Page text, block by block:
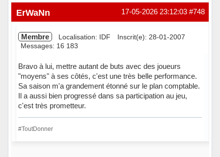
Hors ligne #748
17-05-2026 23:12:03
ErWaNn
Membre Localisation: IDF
Inscrit(e): 28-01-2007
Messages: 16 183
Bravo à lui, mettre autant de buts avec des joueurs
"moyens" à ses côtés, c'est une très belle performance.
Sa saison m'a grandement étonné sur le plan comptable.
Il a aussi bien progressé dans sa participation au jeu,
c'est très prometteur.
#ToutDonner